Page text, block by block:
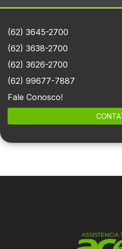
(62) 3645-2700
(62) 3638-2700
(62) 3626-2700
(62) 99677-7887
Fale Conosco!